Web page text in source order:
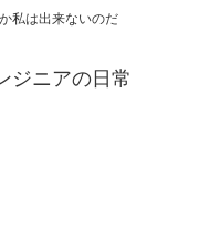
私は出来ないのだ
ジニアの日常